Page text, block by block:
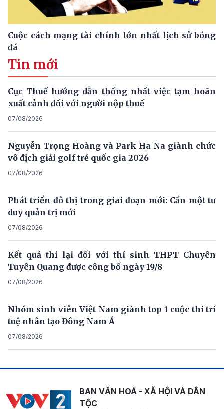
Cuộc cách mạng tài chính lớn nhất lịch sử bóng
đá
Tin mới
Cục Thuế hướng dẫn thống nhất việc tạm hoãn
xuất cảnh đối với người nộp thuế
07/08/2026
Nguyễn Trọng Hoàng và Park Ha Na giành chức
vô địch giải golf trẻ quốc gia 2026
07/08/2026
Phát triển đô thị trong giai đoạn mới: Cần một tư
duy quản trị mới
07/08/2026
Kết quả thi lại đối với thí sinh THPT Chuyên
Tuyên Quang được công bố ngày 19/8
07/08/2026
Nhóm sinh viên Việt Nam giành top 1 cuộc thi trí
tuệ nhân tạo Đông Nam Á
07/08/2026
BAN VĂN HOÁ - XÃ HỘI VÀ DÂN
TỘC